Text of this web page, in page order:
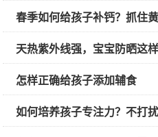
春季如何给孩子补钙？抓住
天热紫外线强，宝宝防晒这
怎样正确给孩子添加辅食
如何培养孩子专注力？不打